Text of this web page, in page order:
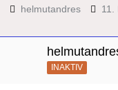
helmutandres 11.
INAKTIV